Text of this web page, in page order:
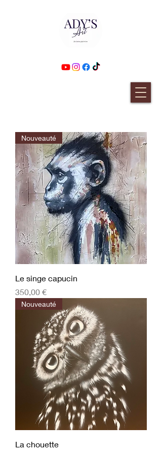
Nouveauté
Le singe capucin
Prix
350,00 €
Nouveauté
La chouette